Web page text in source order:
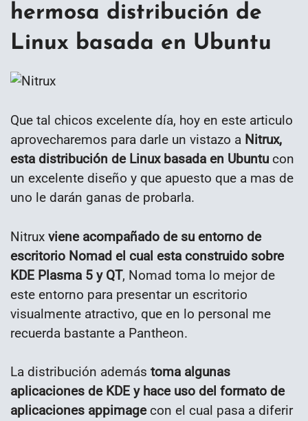
hermosa distribución de
Linux basada en Ubuntu
Que tal chicos excelente día, hoy en este articulo
aprovecharemos para darle un vistazo a Nitrux,
esta distribución de Linux basada en Ubuntu con
un excelente diseño y que apuesto que a mas de
uno le darán ganas de probarla.
Nitrux viene acompañado de su entorno de
escritorio Nomad el cual esta construido sobre
KDE Plasma 5 y QT, Nomad toma lo mejor de
este entorno para presentar un escritorio
visualmente atractivo, que en lo personal me
recuerda bastante a Pantheon.
La distribución además toma algunas
aplicaciones de KDE y hace uso del formato de
aplicaciones appimagecon el cual pasa a diferir